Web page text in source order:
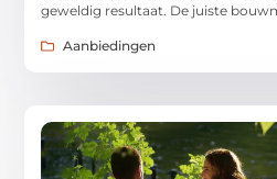
geweldig resultaat. De juiste
Aanbiedingen